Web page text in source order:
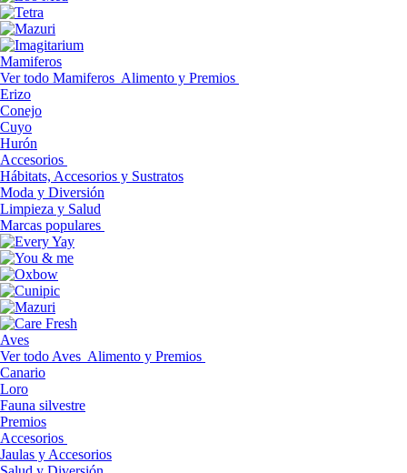
Mamiferos
Ver todo Mamiferos Alimento y Premios
Erizo
Conejo
Cuyo
Hurón
Accesorios
Hábitats, Accesorios y Sustratos
Moda y Diversión
Limpieza y Salud
Marcas populares
Aves
Ver todo Aves Alimento y Premios
Canario
Loro
Fauna silvestre
Premios
Accesorios
Jaulas y Accesorios